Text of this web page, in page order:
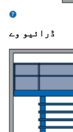
ڈرائیو وے